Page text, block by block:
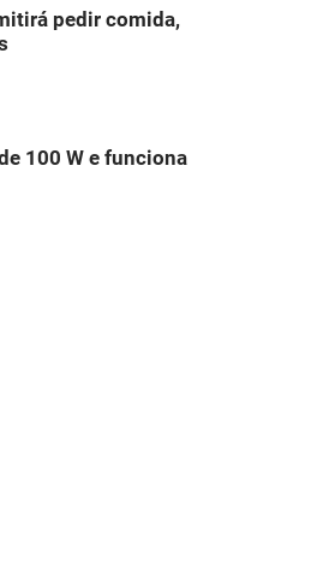
pedir comida,
100 W e funciona